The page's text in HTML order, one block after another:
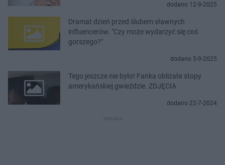
dodano 12-9-2025
Dramat dzień przed ślubem sławnych
influencerów. "Czy może wydarzyć się coś
gorszego?"
dodano 5-9-2025
Tego jeszcze nie było! Fanka oblizała stopy
amerykańskiej gwieździe. ZDJĘCIA
dodano 22-7-2024